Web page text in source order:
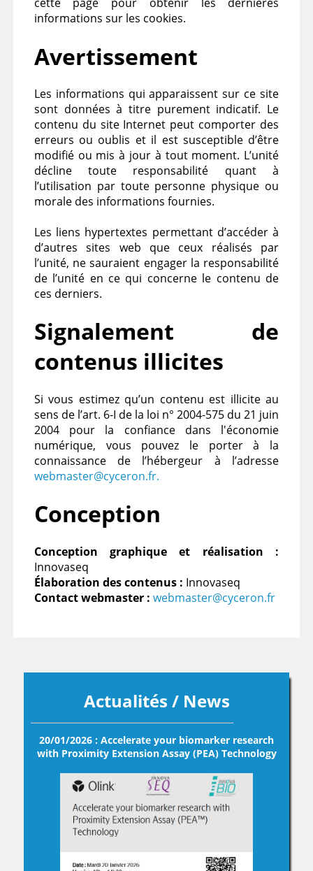
informations sur les cookies.
Avertissement
Les informations qui apparaissent sur ce site
sont données à titre purement indicatif. Le
contenu du site Internet peut comporter des
erreurs ou oublis et il est susceptible d’être
modifié ou mis à jour à tout moment. L’unité
décline toute responsabilité quant à
l’utilisation par toute personne physique ou
morale des informations fournies.
Les liens hypertextes permettant d’accéder à
d’autres sites web que ceux réalisés par
l’unité, ne sauraient engager la responsabilité
de l’unité en ce qui concerne le contenu de
ces derniers.
Signalement de
contenus illicites
Si vous estimez qu’un contenu est illicite au
sens de l’art. 6-I de la loi n° 2004-575 du 21 juin
2004 pour la confiance dans l'économie
numérique, vous pouvez le porter à la
connaissance de l’hébergeur à l’adresse
webmaster@cyceron.fr.
Conception
Conception graphique et réalisation :
Innovaseq
Élaboration des contenus : Innovaseq
Contact webmaster : webmaster@cyceron.fr
Actualités / News
20/01/2026 : Accelerate your biomarker research
with Proximity Extension Assay (PEA) Technology